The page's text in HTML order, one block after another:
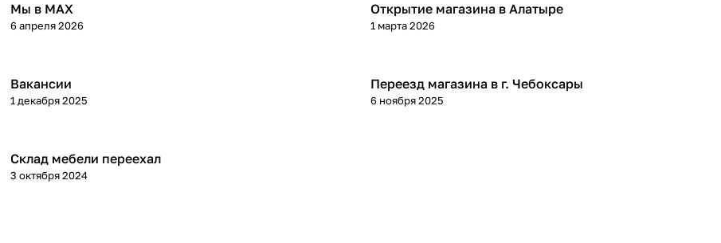
Мы в МАХ
6 апреля 2026
Открытие магазина в Алатыре
1 марта 2026
Вакансии
1 декабря 2025
Переезд магазина в г. Чебоксары
6 ноября 2025
Склад мебели переехал
3 октября 2024